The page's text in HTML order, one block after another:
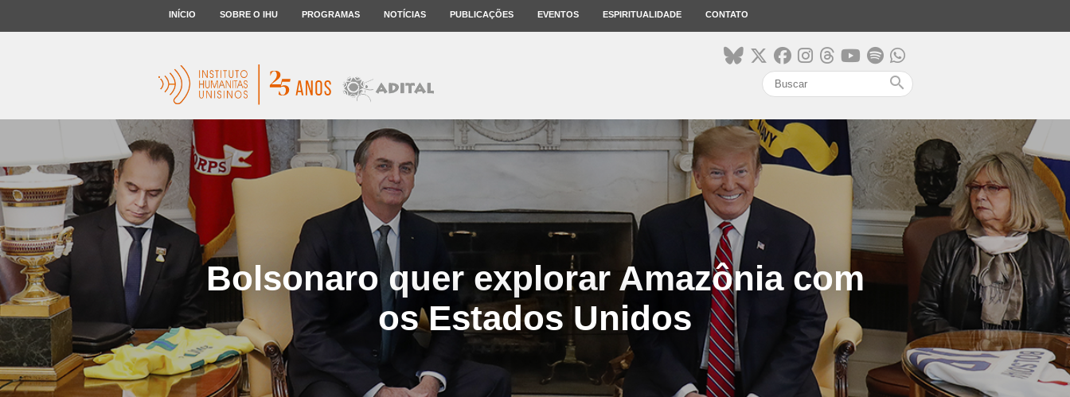
INÍCIO SOBRE O IHU PROGRAMAS NOTÍCIAS PUBLICAÇÕES EVENTOS ESPIRITUALIDADE CONTATO
search
Bolsonaro quer explorar Amazônia com
os Estados Unidos